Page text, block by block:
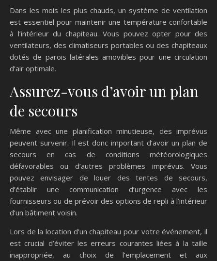
Dans les mois les plus chauds, un système de ventilation
est essentiel pour maintenir une température confortable
à l’intérieur du chapiteau. Vous pouvez opter pour des
ventilateurs, des climatiseurs portables ou des chapiteaux
dotés de parois latérales amovibles pour une circulation
d’air optimale.
Assurez-vous d’avoir un plan
de secours
Même avec une planification minutieuse, des imprévus
peuvent survenir. Il est donc important d’avoir un plan de
secours en cas de conditions météorologiques
défavorables ou d’autres problèmes imprévus. Vous
pouvez envisager de louer des tentes de secours,
d’établir une communication d’urgence avec les
fournisseurs ou de prévoir des options de repli à l’intérieur
d’un bâtiment voisin.
Lors de la location d’un chapiteau pour votre événement, il
est crucial d’éviter les erreurs courantes liées à la taille
inappropriée, au choix de l’emplacement et aux